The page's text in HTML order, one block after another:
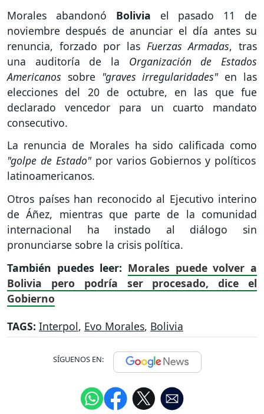
Morales abandonó Bolivia el pasado 11 de
noviembre después de anunciar el día antes su
renuncia, forzado por las Fuerzas Armadas, tras
una auditoría de la Organización de Estados
Americanos sobre "graves irregularidades"en las
elecciones del 20 de octubre, en las que fue
declarado vencedor para un cuarto mandato
consecutivo.
La renuncia de Morales ha sido calificada como
"golpe de Estado"por varios Gobiernos y políticos
latinoamericanos.
Otros países han reconocido al Ejecutivo interino
de Áñez, mientras que parte de la comunidad
internacional ha instado al diálogo sin
pronunciarse sobre la crisis política.
También puedes leer: Morales puede volver a
Bolivia pero podría ser procesado, dice el
Gobierno
TAGS: Interpol, Evo Morales, Bolivia
SÍGUENOS EN: